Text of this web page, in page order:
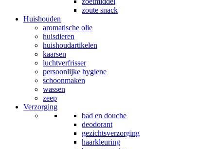
zoute snack
Huishouden
aromatische olie
huisdieren
huishoudartikelen
kaarsen
luchtverfrisser
persoonlijke hygiene
schoonmaken
wassen
zeep
Verzorging
bad en douche
deodorant
gezichtsverzorging
haarkleuring